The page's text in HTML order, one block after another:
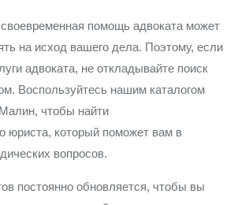
помощь адвоката может
на исход вашего дела. Поэтому, если
адвоката, не откладывайте поиск
Воспользуйтесь нашим каталогом
чтобы найти
юриста, который поможет вам в
вопросов.
постоянно обновляется, чтобы вы